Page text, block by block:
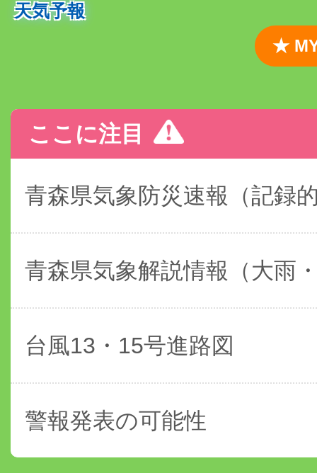
天気予報
★
ここに注目
青森県気象防災速報（記録
青森県気象解説情報（大雨
台風13・15号進路図
警報発表の可能性